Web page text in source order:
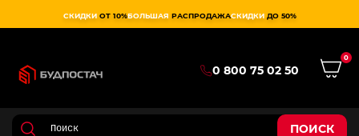
СКИДКИ ОТ 10%БОЛЬШАЯ РАСПРОДАЖАСКИДКИ ДО 50%
0 800 75 02 50
0
ПОИСК